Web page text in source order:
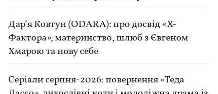
Дар’я Ковтун (ODARA): про досвід «Х-
Фактора», материнство, шлюб з Євгеном
Хмарою та нову себе
Серіали серпня-2026: повернення «Теда